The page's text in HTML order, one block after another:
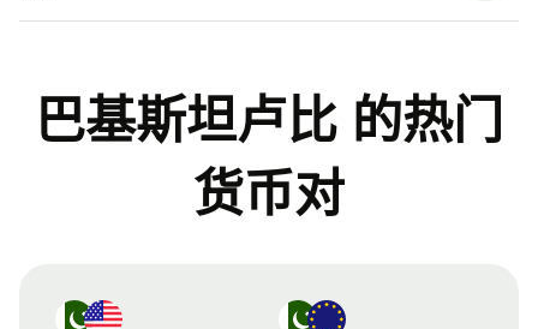
巴基斯坦卢比 的热门
货币对